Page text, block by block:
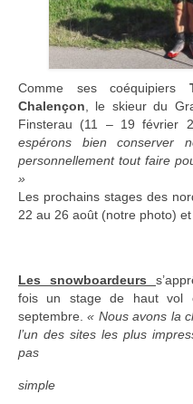
Comme ses coéquipiers
Chalençon , le skieur du
Finsterau (11 – 19 février
espérons bien
personnellement tout faire
»
Les prochains stages des
22 au 26 août (notre photo)
Les snowboardeurs
fois un stage de haut vol
septembre.« Nous avons la
l’un des sites les plus
pas
simple